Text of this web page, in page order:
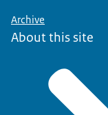
Archive
About this site